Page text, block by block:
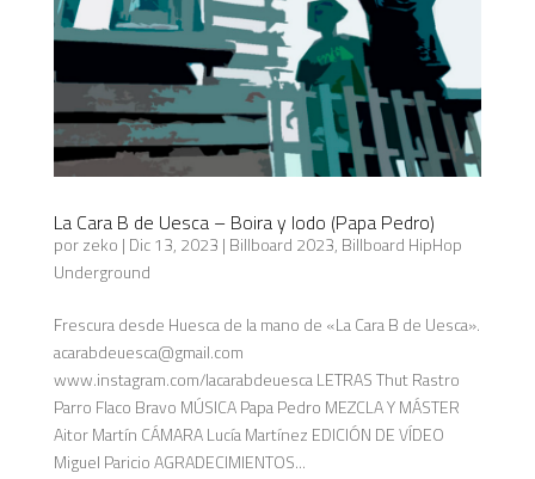
La Cara B de Uesca – Boira y lodo (Papa Pedro)
porzeko|Dic 13, 2023|Billboard 2023,Billboard HipHop
Underground
Frescura desde Huesca de la mano de «La Cara B de Uesca».
acarabdeuesca@gmail.com
www.instagram.com/lacarabdeuesca LETRAS Thut Rastro
Parro Flaco Bravo MÚSICA Papa Pedro MEZCLA Y MÁSTER
Aitor Martín CÁMARA Lucía Martínez EDICIÓN DE VÍDEO
Miguel Paricio AGRADECIMIENTOS...